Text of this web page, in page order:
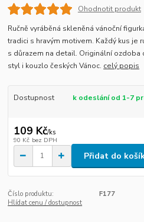
Ohodnotit produkt
Ručně vyráběná skleněná vánoční
tradici s hravým motivem. Každý kus je
s důrazem na detail. Originální
styl i kouzlo českých Vánoc. celý popis
Dostupnost k odeslání od 1-7
109 Kč/ks
90 Kč bez DPH
Přidat do
Číslo produktu:
F177
Hlídat cenu / dostupnost